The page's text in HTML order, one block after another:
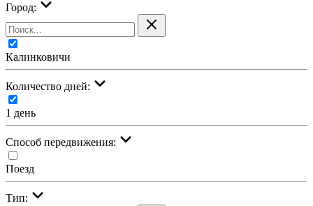
Город:
Калинковичи
Количество дней:
1 день
Cпособ передвижения:
Поезд
Тип: